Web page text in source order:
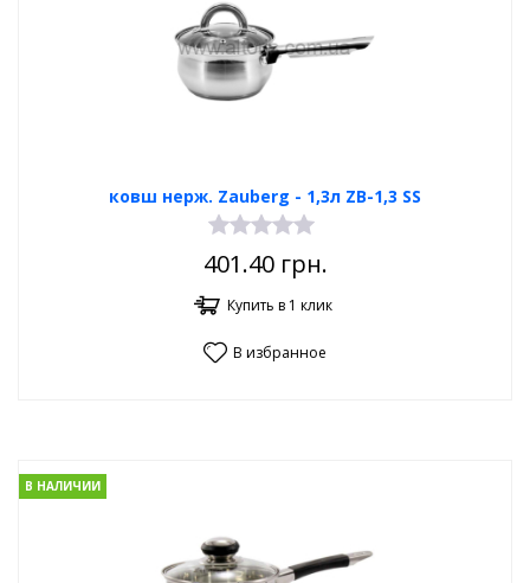
ковш нерж. Zauberg - 1,3л ZB-1,3 SS
401.40грн.
Купить в 1 клик
В избранное
В НАЛИЧИИ